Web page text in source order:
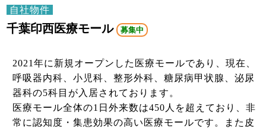
自社物件
千葉印西医療モール 募集中
2021年に新規オープンした医療モールであり、現在、
呼吸器内科、小児科、整形外科、糖尿病甲状腺、泌尿
器科の5科目が入居されております。
医療モール全体の1日外来数は450人を超えており、非
常に認知度・集患効果の高い医療モールです。また皮